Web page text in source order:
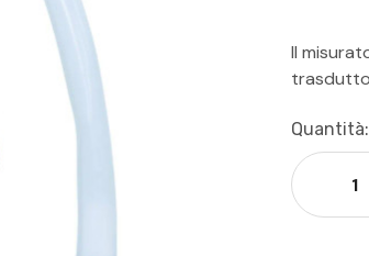
Il
Attuale:
Quantità: